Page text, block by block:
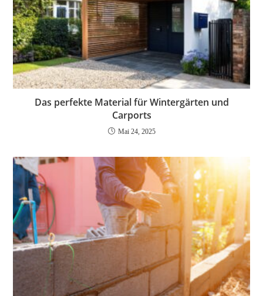
Das perfekte Material für Wintergärten und
Carports
Mai 24, 2025